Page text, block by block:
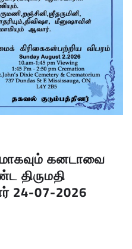
கனடாவை
திருமதி
24-07-2026